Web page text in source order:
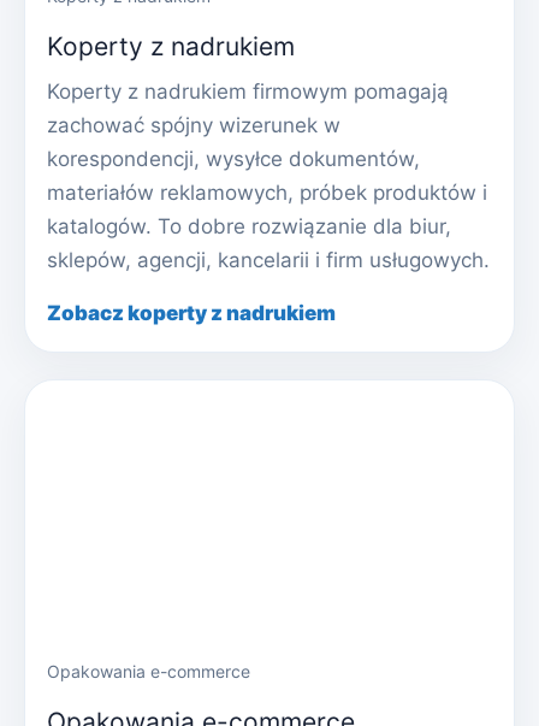
Koperty z nadrukiem
Koperty z nadrukiem firmowym pomagają
zachować spójny wizerunek w
korespondencji, wysyłce dokumentów,
materiałów reklamowych, próbek produktów i
katalogów. To dobre rozwiązanie dla biur,
sklepów, agencji, kancelarii i firm usługowych.
Zobacz koperty z nadrukiem
Opakowania e-commerce